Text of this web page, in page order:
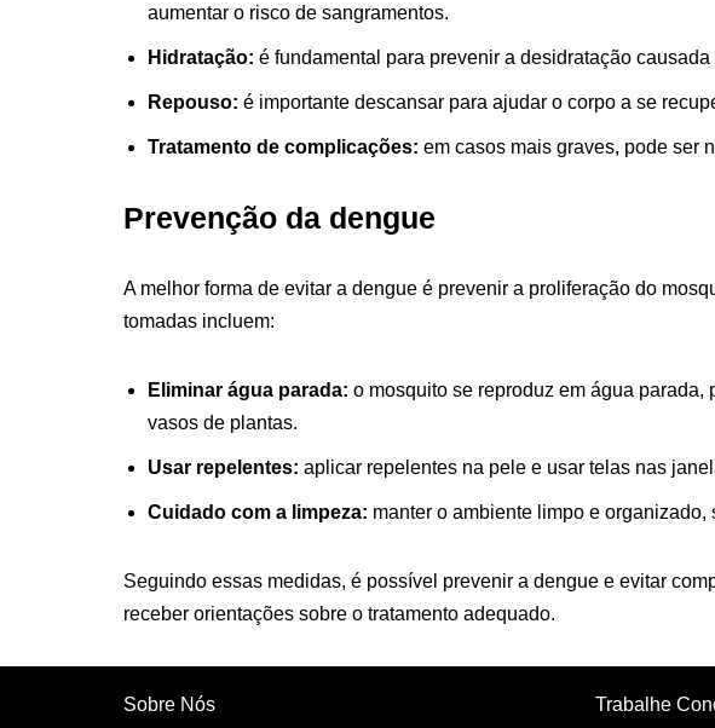
aumentar o risco de sangramentos.
Hidratação: é fundamental para prevenir a desidratação
Repouso: é importante descansar para ajudar o corpo a se
Tratamento de complicações: em casos mais graves, pode ser
Prevenção da dengue
A melhor forma de evitar a dengue é prevenir a proliferação do
tomadas incluem:
Eliminar água parada: o mosquito se reproduz em água
vasos de plantas.
Usar repelentes: aplicar repelentes na pele e usar telas nas
Cuidado com a limpeza: manter o ambiente limpo e
Seguindo essas medidas, é possível prevenir a dengue e evitar
receber orientações sobre o tratamento adequado.
Sobre Nós Trabalhe